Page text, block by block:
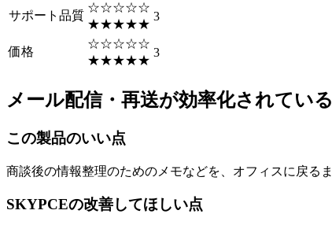
サポート品質
☆☆☆☆☆
★★★★★
3
価格
☆☆☆☆☆
★★★★★
3
メール配信・再送が効率化されている
この製品のいい点
商談後の情報整理のためのメモなどを、オフィスに戻る
SKYPCEの改善してほしい点